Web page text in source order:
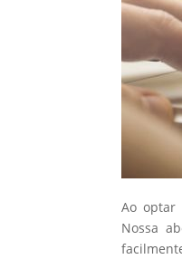
Ao optar
Nossa